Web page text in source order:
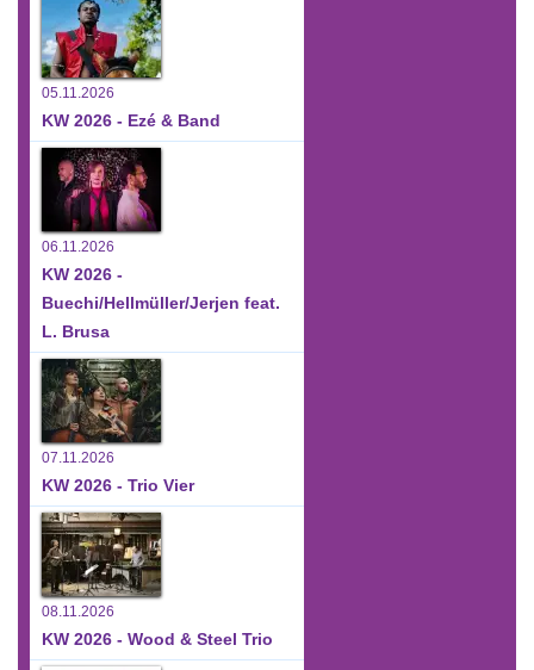
05.11.2026
KW 2026 - Ezé & Band
06.11.2026
KW 2026 -
Buechi/Hellmüller/Jerjen feat.
L. Brusa
07.11.2026
KW 2026 - Trio Vier
08.11.2026
KW 2026 - Wood & Steel Trio